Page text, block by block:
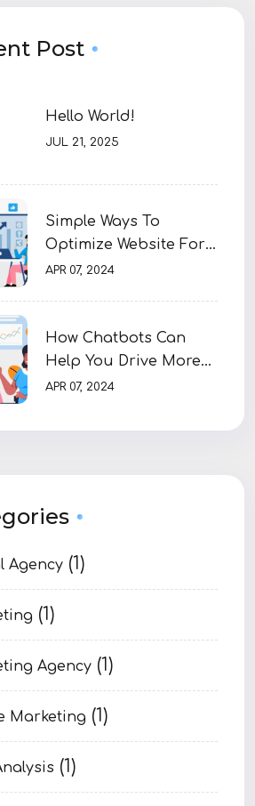
Post
Hello World!
JUL 21, 2025
Simple Ways To
Optimize Website For
SEO
APR 07, 2024
How Chatbots Can
Help You Drive More
Sales
APR 07, 2024
Agency (1)
(1)
Agency (1)
Marketing (1)
(1)